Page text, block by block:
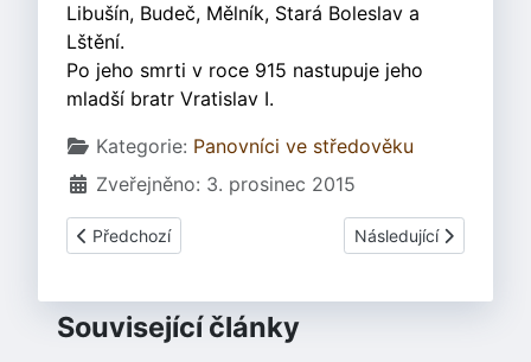
Libušín, Budeč, Mělník, Stará Boleslav a
Lštění.
Po jeho smrti v roce 915 nastupuje jeho
mladší bratr Vratislav I.
Základní údaje
Kategorie: Panovníci ve středověku
Zveřejněno: 3. prosinec 2015
Předchozí článek: Slavníkovci
Předchozí Další článek: Bořivoj I.
Následující
Související články